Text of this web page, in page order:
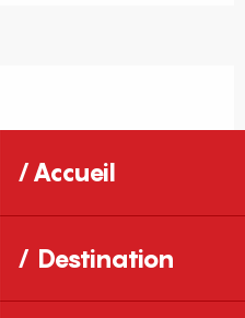
Accueil
Destination